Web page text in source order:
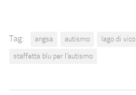
Tag: angsa autismo lago di vico
staffetta blu per l'autismo